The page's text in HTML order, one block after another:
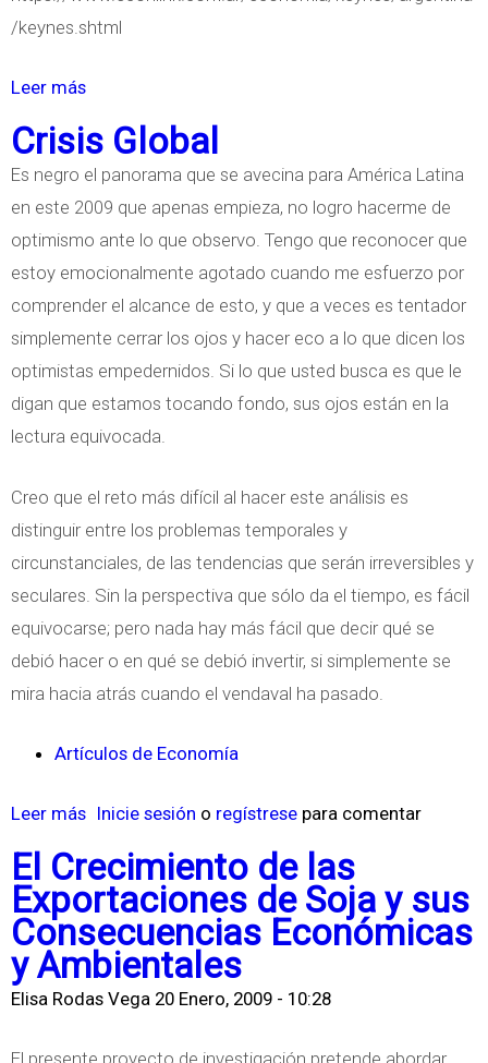
s
t
i
c
a
s
d
e
I
D
E
C
/keynes.shtml
Leer más
b
r
e
K
e
y
n
e
s
,
Crisis Global
Es negro el panorama que se avecina para América Latina
en este 2009 que apenas empieza, no logro hacerme de
optimismo ante lo que observo. Tengo que reconocer que
estoy emocionalmente agotado cuando me esfuerzo por
comprender el alcance de esto, y que a veces es tentador
simplemente cerrar los ojos y hacer eco a lo que dicen los
optimistas empedernidos. Si lo que usted busca es que le
digan que estamos tocando fondo, sus ojos están en la
lectura equivocada.
Creo que el reto más difícil al hacer este análisis es
distinguir entre los problemas temporales y
circunstanciales, de las tendencias que serán irreversibles y
seculares. Sin la perspectiva que sólo da el tiempo, es fácil
equivocarse; pero nada hay más fácil que decir qué se
debió hacer o en qué se debió invertir, si simplemente se
mira hacia atrás cuando el vendaval ha pasado.
Artículos de Economía
Leer más
b
r
e
C
r
Inicie sesión o regístrese para comentar
El Crecimiento de las
Exportaciones de Soja y sus
Consecuencias Económicas
y Ambientales
Elisa Rodas Vega 20 Enero, 2009 - 10:28